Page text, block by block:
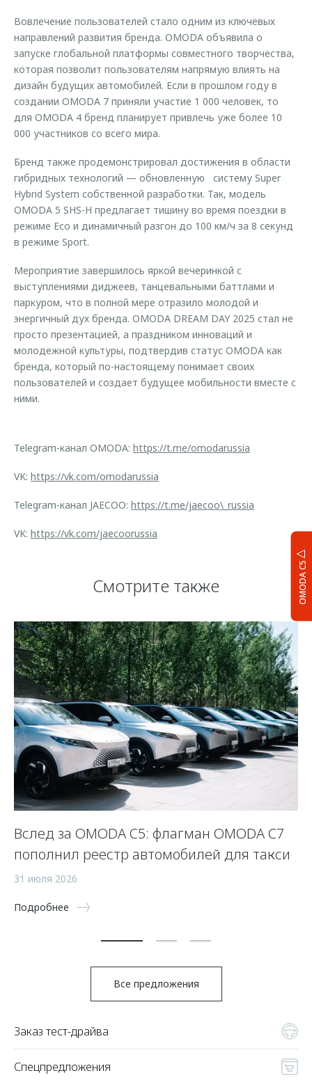
OMODA C5
Вовлечение пользователей стало одним из ключевых
направлений развития бренда. OMODA объявила о
запуске глобальной платформы совместного творчества,
которая позволит пользователям напрямую влиять на
дизайн будущих автомобилей. Если в прошлом году в
создании OMODA 7 приняли участие 1 000 человек, то
для OMODA 4 бренд планирует привлечь уже более 10
000 участников со всего мира.
Бренд также продемонстрировал достижения в области
гибридных технологий — обновленную систему Super
Hybrid System собственной разработки. Так, модель
OMODA 5 SHS-H предлагает тишину во время поездки в
режиме Eco и динамичный разгон до 100 км/ч за 8 секунд
в режиме Sport.
Мероприятие завершилось яркой вечеринкой с
выступлениями диджеев, танцевальными баттлами и
паркуром, что в полной мере отразило молодой и
энергичный дух бренда. OMODA DREAM DAY 2025 стал не
просто презентацией, а праздником инноваций и
молодежной культуры, подтвердив статус OMODA как
бренда, который по-настоящему понимает своих
пользователей и создает будущее мобильности вместе с
ними.
Telegram-канал OMODA: https://t.me/omodarussia
VK: https://vk.com/omodarussia
Telegram-канал JAECOO: https://t.me/jaecoo\_russia
VK: https://vk.com/jaecoorussia
Смотрите также
Вслед за OMODA C5: флагман OMODA C7
пополнил реестр автомобилей для такси
31 июля 2026
Подробнее
Все предложения
Заказ тест-драйва
Спецпредложения